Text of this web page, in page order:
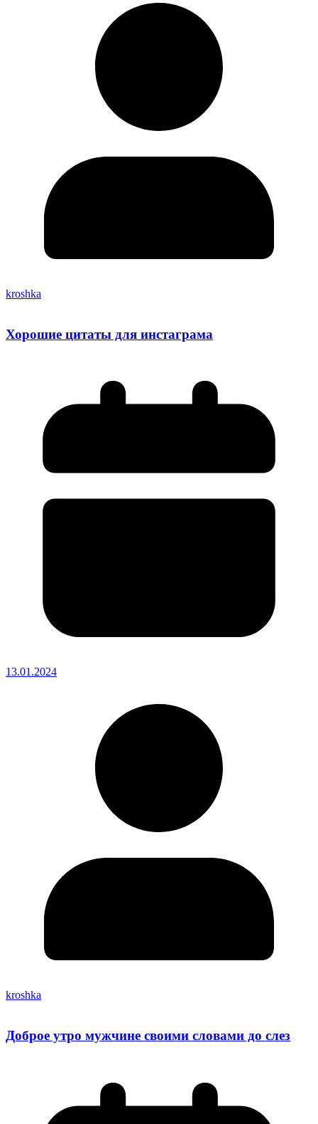
kroshka
Хорошие цитаты для инстаграма
13.01.2024
kroshka
Доброе утро мужчине своими словами до слез